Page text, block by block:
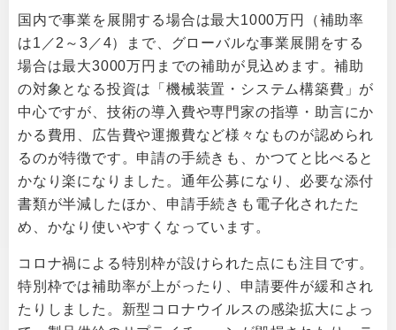
国内で事業を展開する場合は最大1000万円（補助率
は1／2～3／4）まで、グローバルな事業展開をする
場合は最大3000万円までの補助が見込めます。補助
の対象となる投資は「機械装置・システム構築費」が
中心ですが、技術の導入費や専門家の指導・助言にか
かる費用、広告費や運搬費など様々なものが認められ
るのが特徴です。申請の手続きも、かつてと比べると
かなり楽になりました。通年公募になり、必要な添付
書類が半減したほか、申請手続きも電子化されたた
め、かなり使いやすくなっています。
コロナ禍による特別枠が設けられた点にも注目です。
特別枠では補助率が上がったり、申請要件が緩和され
たりしました。新型コロナウイルスの感染拡大によっ